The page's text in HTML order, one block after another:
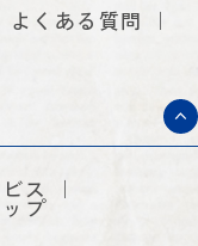
よくある質問
ス
プ